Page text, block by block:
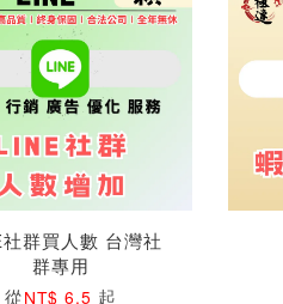
群買人數 台灣社
群專用
從NT$ 6.5 起